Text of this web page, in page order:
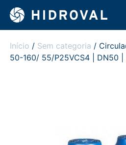
Início / Sem categoria /
50-160/ 55/P25VCS4 | DN50